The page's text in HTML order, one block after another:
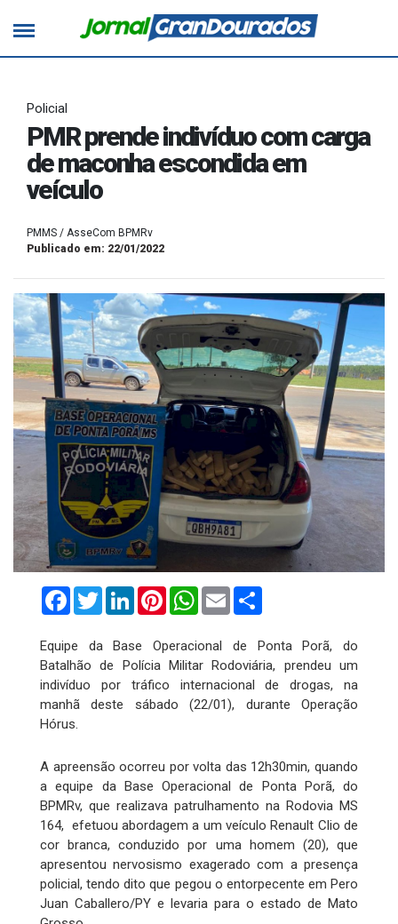
Policial
PMR prende indivíduo com carga
de maconha escondida em
veículo
PMMS / AsseCom BPMRv
Publicado em: 22/01/2022
FacebookTwitterLinkedInPinterestWhatsApp
Email
Equipe da Base Operacional de Ponta Porã, do
Batalhão de Polícia Militar Rodoviária, prendeu um
indivíduo por tráfico internacional de drogas, na
manhã deste sábado (22/01), durante Operação
Hórus.
A apreensão ocorreu por volta das 12h30min, quando
a equipe da Base Operacional de Ponta Porã, do
BPMRv, que realizava patrulhamento na Rodovia MS
164, efetuou abordagem a um veículo Renault Clio de
cor branca, conduzido por uma homem (20), que
apresentou nervosismo exagerado com a presença
policial, tendo dito que pegou o entorpecente em Pero
Juan Caballero/PY e levaria para o estado de Mato